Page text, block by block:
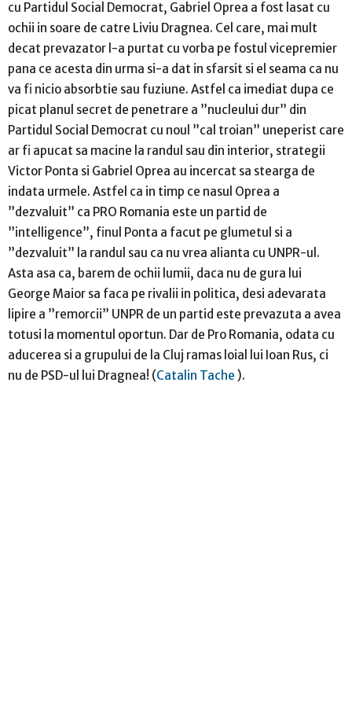
cu Partidul Social Democrat, Gabriel Oprea a fost lasat cu
ochii in soare de catre Liviu Dragnea. Cel care, mai mult
decat prevazator l-a purtat cu vorba pe fostul vicepremier
pana ce acesta din urma si-a dat in sfarsit si el seama ca nu
va fi nicio absorbtie sau fuziune. Astfel ca imediat dupa ce
picat planul secret de penetrare a ”nucleului dur” din
Partidul Social Democrat cu noul ”cal troian” uneperist care
ar fi apucat sa macine la randul sau din interior, strategii
Victor Ponta si Gabriel Oprea au incercat sa stearga de
indata urmele. Astfel ca in timp ce nasul Oprea a
”dezvaluit” ca PRO Romania este un partid de
”intelligence”, finul Ponta a facut pe glumetul si a
”dezvaluit” la randul sau ca nu vrea alianta cu UNPR-ul.
Asta asa ca, barem de ochii lumii, daca nu de gura lui
George Maior sa faca pe rivalii in politica, desi adevarata
lipire a ”remorcii” UNPR de un partid este prevazuta a avea
totusi la momentul oportun. Dar de Pro Romania, odata cu
aducerea si a grupului de la Cluj ramas loial lui Ioan Rus, ci
nu de PSD-ul lui Dragnea! (Catalin Tache ).